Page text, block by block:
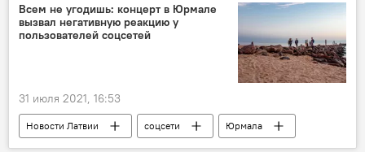
Европейский суд по правам человека (ЕСПЧ)
Всем не угодишь: концерт в Юрмале
вызвал негативную реакцию у
пользователей соцсетей
31 июля 2021, 16:53
Новости Латвии соцсети
Юрмала